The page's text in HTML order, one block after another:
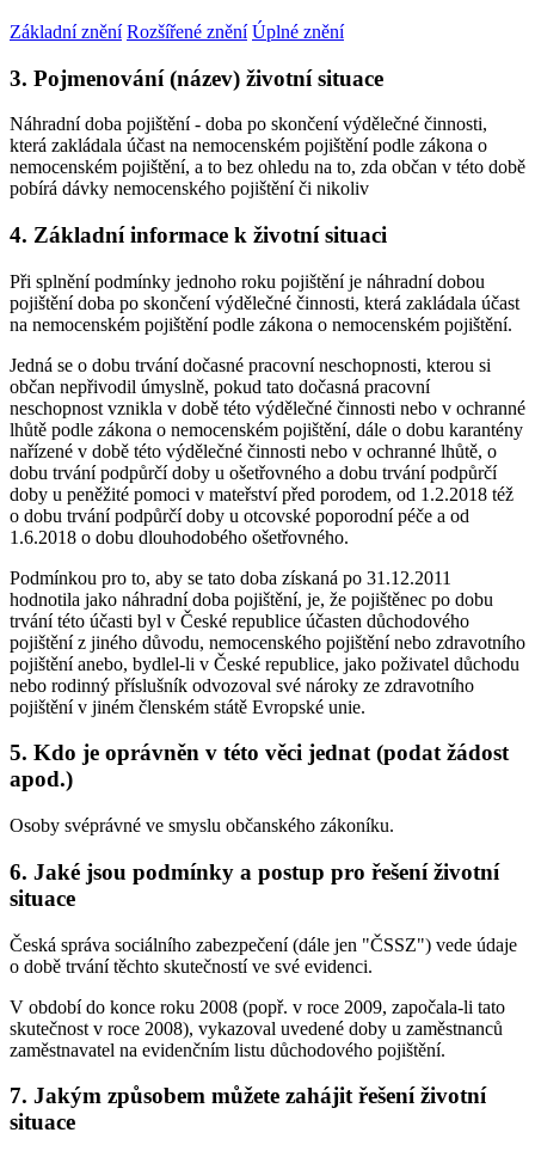
Základní znění Rozšířené znění Úplné znění
3. Pojmenování (název) životní situace
Náhradní doba pojištění - doba po skončení výdělečné činnosti,
která zakládala účast na nemocenském pojištění podle zákona o
nemocenském pojištění, a to bez ohledu na to, zda občan v této době
pobírá dávky nemocenského pojištění či nikoliv
4. Základní informace k životní situaci
Při splnění podmínky jednoho roku pojištění je náhradní dobou
pojištění doba po skončení výdělečné činnosti, která zakládala účast
na nemocenském pojištění podle zákona o nemocenském pojištění.
Jedná se o dobu trvání dočasné pracovní neschopnosti, kterou si
občan nepřivodil úmyslně, pokud tato dočasná pracovní
neschopnost vznikla v době této výdělečné činnosti nebo v ochranné
lhůtě podle zákona o nemocenském pojištění, dále o dobu karantény
nařízené v době této výdělečné činnosti nebo v ochranné lhůtě, o
dobu trvání podpůrčí doby u ošetřovného a dobu trvání podpůrčí
doby u peněžité pomoci v mateřství před porodem, od 1.2.2018 též
o dobu trvání podpůrčí doby u otcovské poporodní péče a od
1.6.2018 o dobu dlouhodobého ošetřovného.
Podmínkou pro to, aby se tato doba získaná po 31.12.2011
hodnotila jako náhradní doba pojištění, je, že pojištěnec po dobu
trvání této účasti byl v České republice účasten důchodového
pojištění z jiného důvodu, nemocenského pojištění nebo zdravotního
pojištění anebo, bydlel-li v České republice, jako poživatel důchodu
nebo rodinný příslušník odvozoval své nároky ze zdravotního
pojištění v jiném členském státě Evropské unie.
5. Kdo je oprávněn v této věci jednat (podat žádost
apod.)
Osoby svéprávné ve smyslu občanského zákoníku.
6. Jaké jsou podmínky a postup pro řešení životní
situace
Česká správa sociálního zabezpečení (dále jen "ČSSZ") vede údaje
o době trvání těchto skutečností ve své evidenci.
V období do konce roku 2008 (popř. v roce 2009, započala-li tato
skutečnost v roce 2008), vykazoval uvedené doby u zaměstnanců
zaměstnavatel na evidenčním listu důchodového pojištění.
7. Jakým způsobem můžete zahájit řešení životní
situace